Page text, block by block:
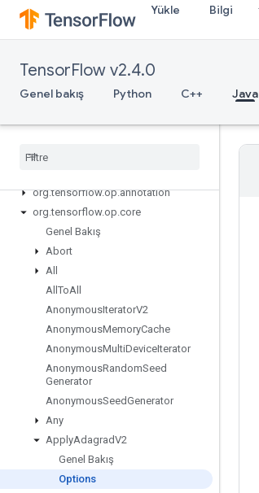
Yükle Bilgi
TensorFlow v2.4.0
Genel bakış Python C++ Java
org
org.tensorflow.op.annotation
org.tensorflow.op.core
Genel Bakış
Abort
All
All ToAll
AnonymousIteratorV2
AnonymousMemoryCache
AnonymousMultiDeviceIterator
AnonymousRandomSeed
Generator
AnonymousSeedGenerator
Any
ApplyAdagradV2
Genel Bakış
Options